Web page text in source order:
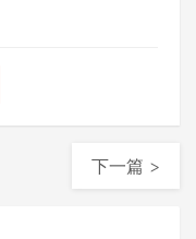
下一篇 >